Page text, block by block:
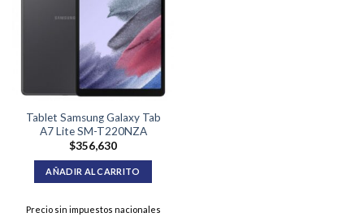
Tablet Samsung Galaxy Tab
A7 Lite SM-T220NZA
$356,630
AÑADIR AL CARRITO
Precio sin impuestos nacionales